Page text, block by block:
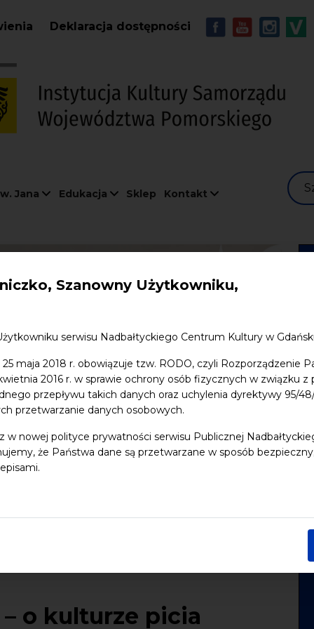
Szanowny Użytkowniku,
serwisu Nadbałtyckiego Centrum Kultury w
maja 2018 r. obowiązuje tzw. RODO, czyli Rozporządzenie
2016 r. w sprawie ochrony osób fizycznych w związku
przepływu takich danych oraz uchylenia dyrektywy 95/
przetwarzanie danych osobowych.
w nowej polityce prywatności serwisu Publicznej
że Państwa dane są przetwarzane w sposób
Deklaracja dostępności MENU -
Jana Edukacja Sklep Kontakt
o kulturze picia